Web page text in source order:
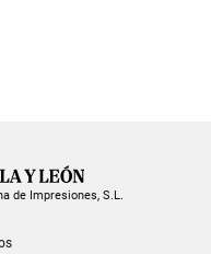
de Impresiones, S.L.